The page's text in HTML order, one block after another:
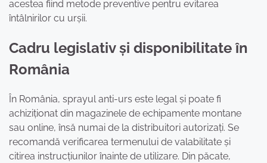
acestea fiind metode preventive pentru evitarea
întâlnirilor cu urșii.
Cadru legislativ și disponibilitate în
România
În România, sprayul anti-urs este legal și poate fi
achiziționat din magazinele de echipamente montane
sau online, însă numai de la distribuitori autorizați. Se
recomandă verificarea termenului de valabilitate și
citirea instrucțiunilor înainte de utilizare. Din păcate,